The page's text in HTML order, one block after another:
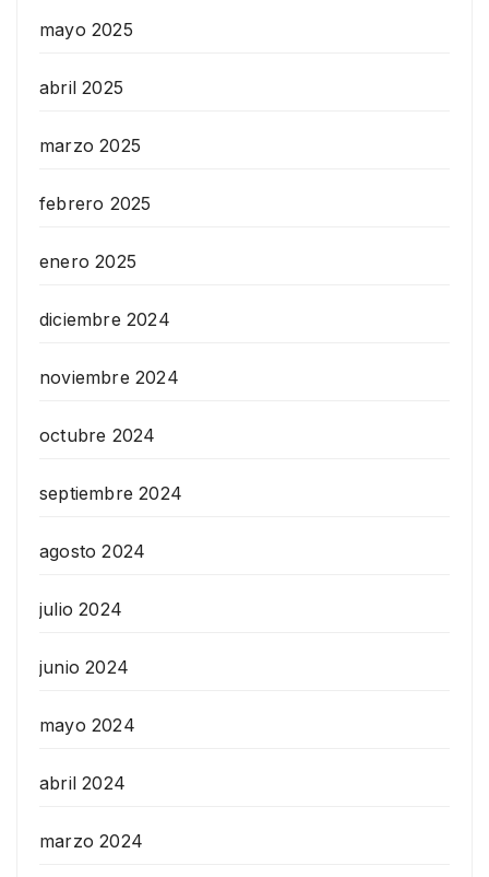
mayo 2025
abril 2025
marzo 2025
febrero 2025
enero 2025
diciembre 2024
noviembre 2024
octubre 2024
septiembre 2024
agosto 2024
julio 2024
junio 2024
mayo 2024
abril 2024
marzo 2024